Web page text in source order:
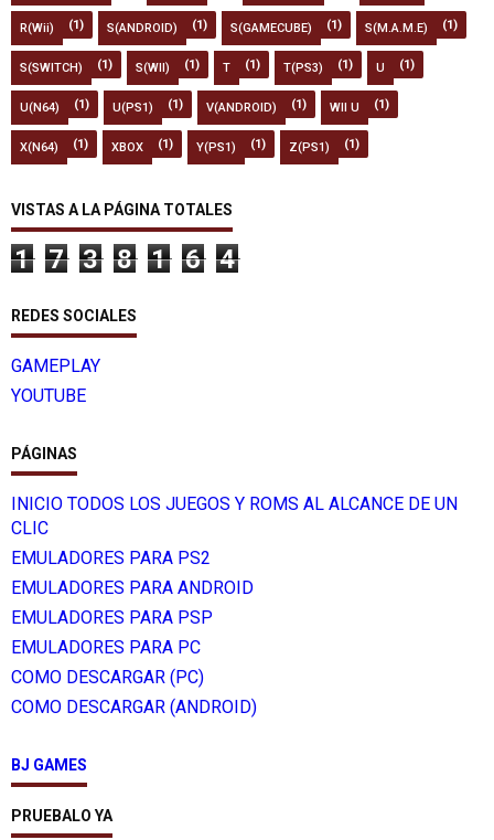
R(Wii) (1) S(ANDROID) (1) S(GAMECUBE) (1) S(M.A.M.E) (1)
S(SWITCH) (1) S(WII) (1) T (1) T(PS3) (1) U (1)
U(N64) (1) U(PS1) (1) V(ANDROID) (1) WII U (1)
X(N64) (1) XBOX (1) Y(PS1) (1) Z(PS1) (1)
VISTAS A LA PÁGINA TOTALES
1 7 3 8 1 6 4
REDES SOCIALES
GAMEPLAY
YOUTUBE
PÁGINAS
INICIO TODOS LOS JUEGOS Y ROMS AL ALCANCE DE UN
CLIC
EMULADORES PARA PS2
EMULADORES PARA ANDROID
EMULADORES PARA PSP
EMULADORES PARA PC
COMO DESCARGAR (PC)
COMO DESCARGAR (ANDROID)
BJ GAMES
PRUEBALO YA